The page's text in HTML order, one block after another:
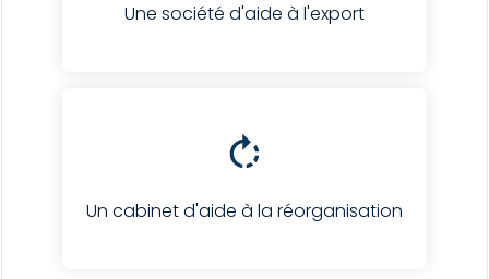
Une société d'aide à l'export
Un cabinet d'aide à la réorganisation